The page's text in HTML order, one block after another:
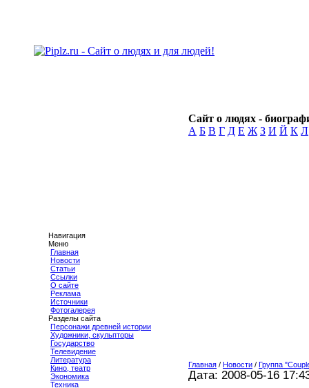
Сайт о людях -
А Б В Г Д Е Ж З И Й К Л
Навигация
Меню
Главная
Новости
Статьи
Ссылки
О сайте
Реклама
Источники
Фотогалерея
Разделы сайта
Персонажи древней истории
Художники, скульпторы
Государство
Телевидение
Литература
Кино, театр
Экономика
Техника
Главная / Новости / Группа
Дата: 2008-05-16